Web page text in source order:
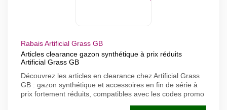
Rabais Artificial Grass GB
Articles clearance gazon synthétique à prix réduits
Artificial Grass GB
Découvrez les articles en clearance chez Artificial Grass
GB : gazon synthétique et accessoires en fin de série à
prix fortement réduits, compatibles avec les codes promo